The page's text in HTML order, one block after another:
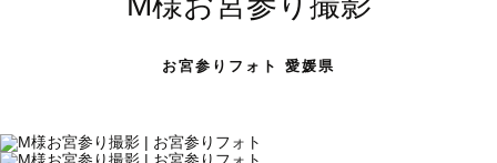
お宮参りフォト 愛媛県